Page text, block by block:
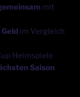
mit
Geld im Vergleich
Heimspiele
Saison